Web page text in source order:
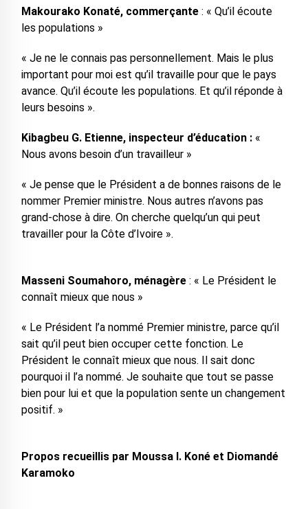
Makourako Konaté, commerçante : « Qu’il écoute
les populations »
« Je ne le connais pas personnellement. Mais le plus
important pour moi est qu’il travaille pour que le pays
avance. Qu’il écoute les populations. Et qu’il réponde à
leurs besoins ».
Kibagbeu G. Etienne, inspecteur d’éducation :«
Nous avons besoin d’un travailleur »
« Je pense que le Président a de bonnes raisons de le
nommer Premier ministre. Nous autres n’avons pas
grand-chose à dire. On cherche quelqu’un qui peut
travailler pour la Côte d’Ivoire ».
Masseni Soumahoro, ménagère : « Le Président le
connaît mieux que nous »
« Le Président l’a nommé Premier ministre, parce qu’il
sait qu’il peut bien occuper cette fonction. Le
Président le connaît mieux que nous. Il sait donc
pourquoi il l’a nommé. Je souhaite que tout se passe
bien pour lui et que la population sente un changement
positif. »
Propos recueillis par Moussa I. Koné et Diomandé
Karamoko